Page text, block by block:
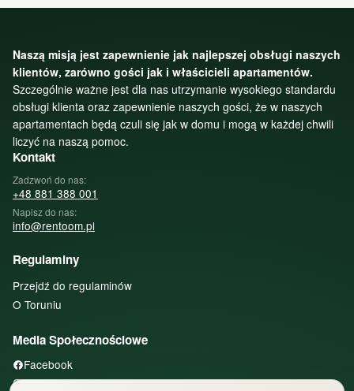
Naszą misją jest zapewnienie jak najlepszej obsługi naszych
klientów, zarówno gości jak i właścicieli apartamentów.
Szczególnie ważne jest dla nas utrzymanie wysokiego standardu
obsługi klienta oraz zapewnienie naszych gości, że w naszych
apartamentach będą czuli się jak w domu i mogą w każdej chwili
liczyć na naszą pomoc.
Kontakt
Zadzwoń do nas:
+48 881 388 001
Napisz do nas:
info@rentoom.pl
Regulaminy
Przejdź do regulaminów
O Toruniu
Media Społecznościowe
Facebook
Instagram